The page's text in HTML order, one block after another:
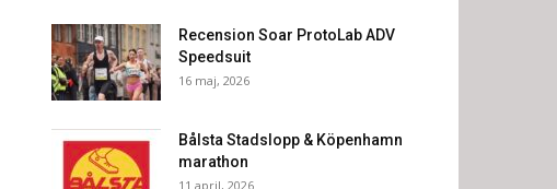
Recension Soar ProtoLab ADV
Speedsuit
16 maj, 2026
Bålsta Stadslopp & Köpenhamn
marathon
11 april, 2026